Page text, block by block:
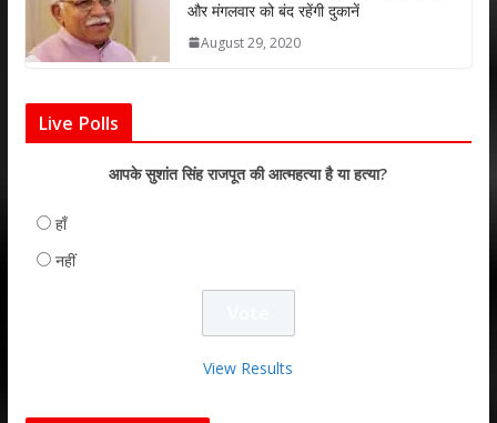
और मंगलवार को बंद रहेंगी दुकानें
August 29, 2020
Live Polls
आपके सुशांत सिंह राजपूत की आत्महत्या है या हत्या?
हाँ
नहीं
View Results